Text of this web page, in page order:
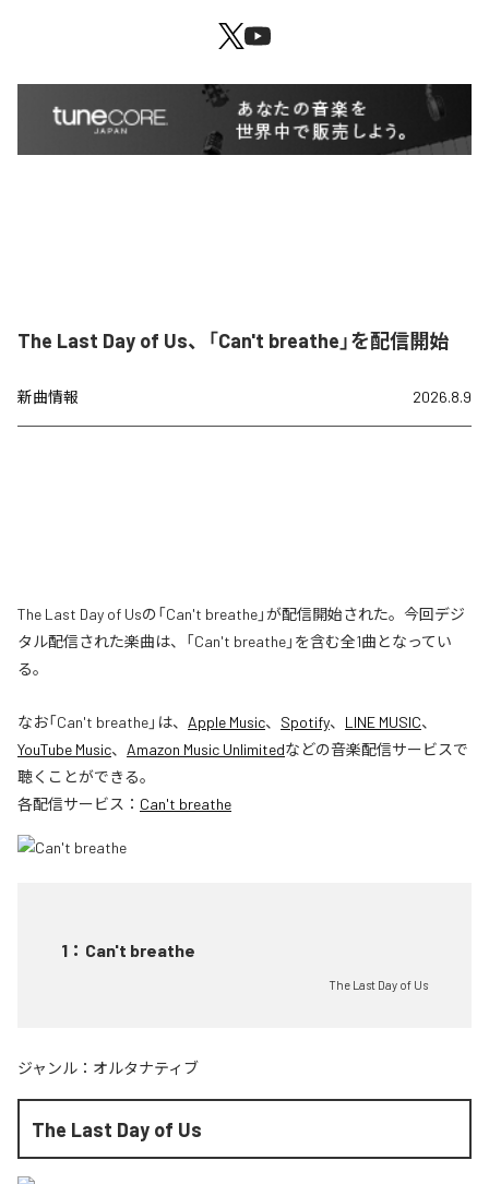
The Last Day of Us、「Can't breathe」を配信開始
新曲情報 2026.8.9
The Last Day of Usの「Can't breathe」が配信開始された。今回デジ
タル配信された楽曲は、「Can't breathe」を含む全1曲となってい
る。
なお「Can't breathe」は、 Apple Music、 Spotify、 LINE MUSIC、
YouTube Music、 Amazon Music Unlimitedなどの音楽配信サービスで
聴くことができる。
各配信サービス： Can't breathe
1 ： Can't breathe
The Last Day of Us
ジャンル： オルタナティブ
The Last Day of Us